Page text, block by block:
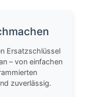
Ersatzschlüssel
– von einfachen
zuverlässig.